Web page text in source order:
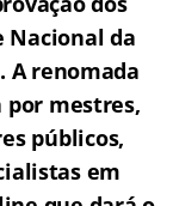
Nacional da
A renomada
por mestres,
públicos,
em